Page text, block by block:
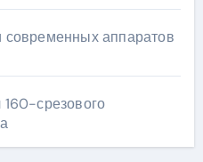
современных аппаратов
срезового